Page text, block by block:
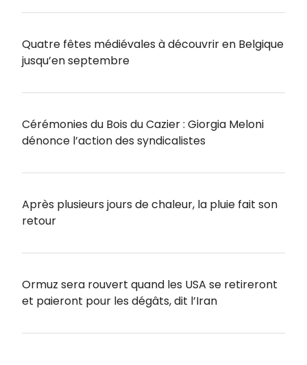
Quatre fêtes médiévales à découvrir en Belgique
jusqu’en septembre
Cérémonies du Bois du Cazier : Giorgia Meloni
dénonce l’action des syndicalistes
Après plusieurs jours de chaleur, la pluie fait son
retour
Ormuz sera rouvert quand les USA se retireront
et paieront pour les dégâts, dit l’Iran